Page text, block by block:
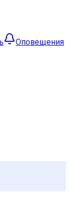
Оповещения